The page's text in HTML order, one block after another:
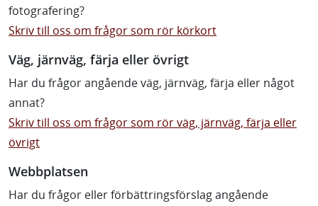
fotografering?
Skriv till oss om frågor som rör körkort
Väg, järnväg, färja eller övrigt
Har du frågor angående väg, järnväg, färja eller något
annat?
Skriv till oss om frågor som rör väg, järnväg, färja eller
övrigt
Webbplatsen
Har du frågor eller förbättringsförslag angående